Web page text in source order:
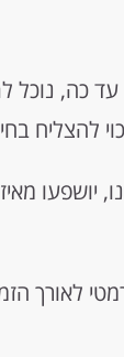
כה, נוכל
להצליח
לאורך